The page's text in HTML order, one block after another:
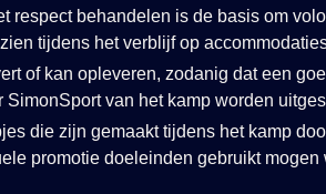
respect behandelen is de basis om
tijdens het verblijf op
of kan opleveren, zodanig dat een
van het kamp worden
die zijn gemaakt tijdens het kamp
promotie doeleinden gebruikt mogen